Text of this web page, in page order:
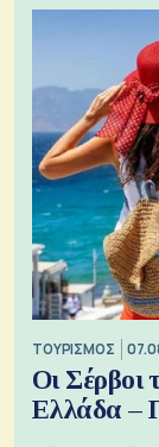
ΤΟΥΡΙΣΜΟΣ
Οι Σέρβοι
Ελλάδα –